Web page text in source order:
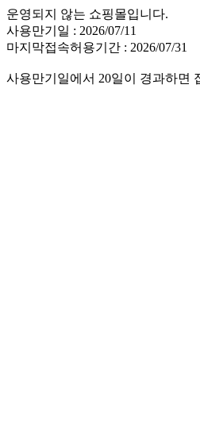
운영되지 않는 쇼핑몰입니다.
사용만기일 : 2026/07/11
마지막접속허용기간 : 2026/07/31
사용만기일에서 20일이 경과하면